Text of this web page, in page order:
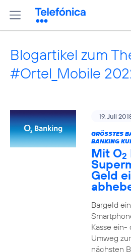
Blogartikel zum
#Ortel_Mobile
19. Juli
GRÖSSTES
BANKING
Mit O2
Geld
Bargeld
Kasse ein-
Umweg
nächsten